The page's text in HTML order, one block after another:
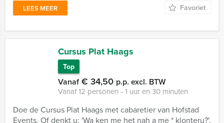
LEES MEER Favoriet
Cursus Plat Haags
Top
Vanaf€ 34,50 p.p. excl. BTW
Vanaf 12 personen ‐ 1 uur en 30 minuten
Doe de Cursus Plat Haags met cabaretier van Hofstad
Events. Of denkt u: 'Wa ken me het nah a me * klonteru?',